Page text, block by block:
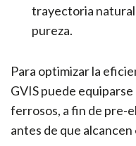
trayectoria
pureza.
Para optimizar la
GVIS puede
ferrosos, a fin de pre-
antes de que alcancen